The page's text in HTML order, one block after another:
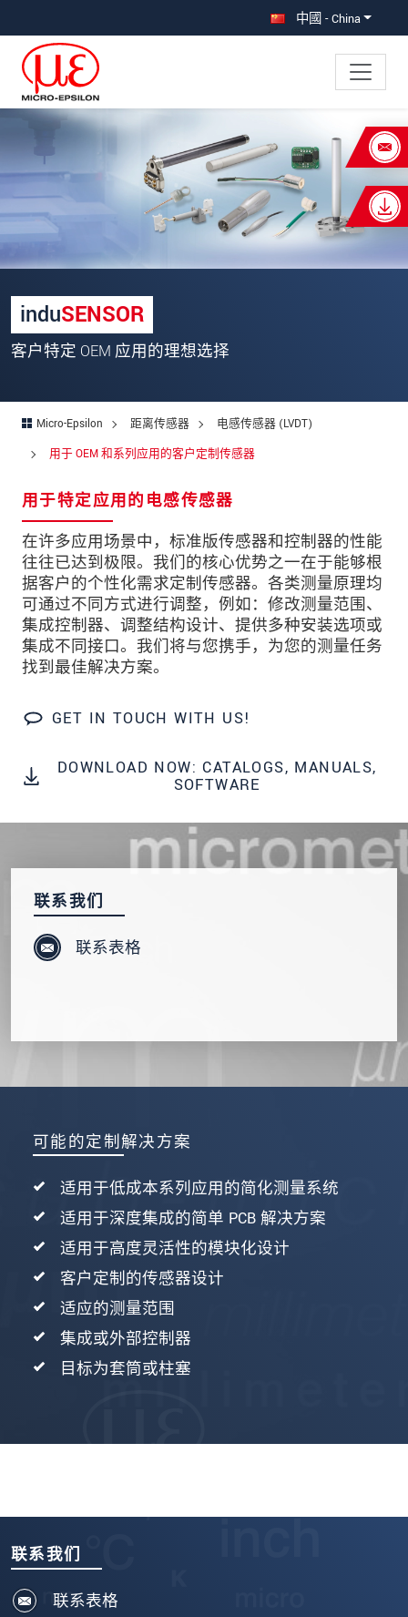
中國 - China
induSENSOR
客户特定 OEM 应用的理想选择
Micro-Epsilon 距离传感器
电感传感器 (LVDT)
用于 OEM 和系列应用的客户定制传感器
用于特定应用的电感传感器
在许多应用场景中，标准版传感器和控制器的性能
往往已达到极限。我们的核心优势之一在于能够根
据客户的个性化需求定制传感器。各类测量原理均
可通过不同方式进行调整，例如：修改测量范围、
集成控制器、调整结构设计、提供多种安装选项或
集成不同接口。我们将与您携手，为您的测量任务
找到最佳解决方案。
GET IN TOUCH WITH US!
DOWNLOAD NOW: CATALOGS, MANUALS,
SOFTWARE
可能的定制解决方案
适用于低成本系列应用的简化测量系统
适用于深度集成的简单 PCB 解决方案
适用于高度灵活性的模块化设计
客户定制的传感器设计
适应的测量范围
集成或外部控制器
目标为套筒或柱塞
联系我们
联系表格
×
Your request for: 用于 OEM 和系列应
用的客户定制传感器
姓*
街道
邮政编码
城市*
国家*
电话
电子邮件*
留言*
我们将对您的数据保密。请阅读我们的数据隐私
联系我们
联系表格